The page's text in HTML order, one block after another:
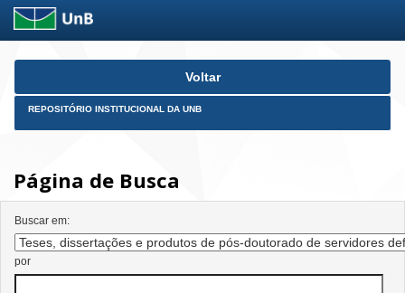
Skip
Voltar
REPOSITÓRIO INSTITUCIONAL DA UNB
Página de Busca
Buscar em:
por